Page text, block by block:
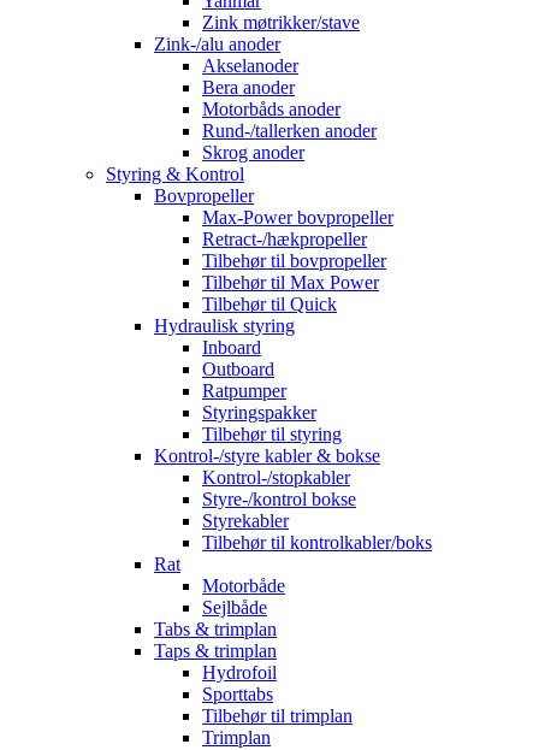
Zink møtrikker/stave
Zink-/alu anoder
Akselanoder
Bera anoder
Motorbåds anoder
Rund-/tallerken anoder
Skrog anoder
Styring & Kontrol
Bovpropeller
Max-Power bovpropeller
Retract-/hækpropeller
Tilbehør til bovpropeller
Tilbehør til Max Power
Tilbehør til Quick
Hydraulisk styring
Inboard
Outboard
Ratpumper
Styringspakker
Tilbehør til styring
Kontrol-/styre kabler & bokse
Kontrol-/stopkabler
Styre-/kontrol bokse
Styrekabler
Tilbehør til kontrolkabler/boks
Rat
Motorbåde
Sejlbåde
Tabs & trimplan
Taps & trimplan
Hydrofoil
Sporttabs
Tilbehør til trimplan
Trimplan